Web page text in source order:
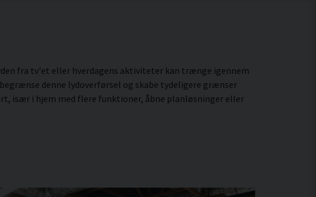
fra tv'et eller hverdagens aktiviteter kan trænge igennem
denne lydoverførsel og skabe tydeligere grænser
især i hjem med flere funktioner, åbne planløsninger eller